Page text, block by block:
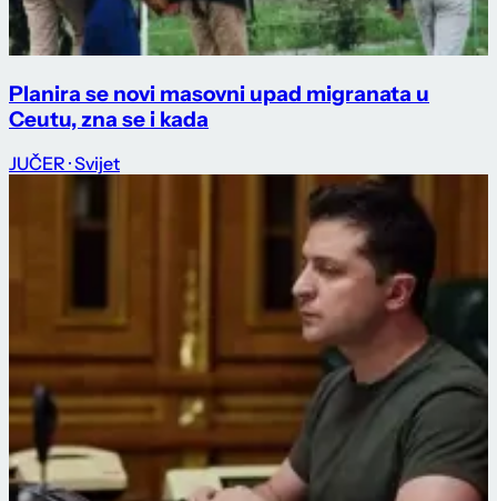
Planira se novi masovni upad migranata u
Ceutu, zna se i kada
JUČER · Svijet